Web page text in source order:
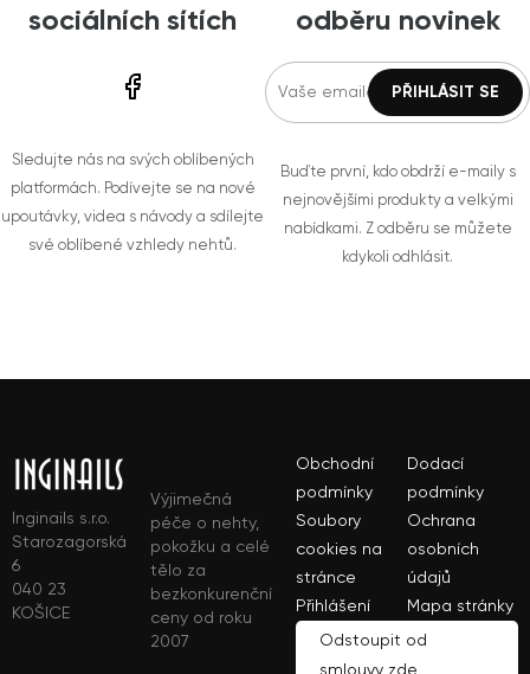
sociálních sítích
Sledujte nás na svých oblíbených
platformách. Podívejte se na nové
upoutávky, videa s návody a sdílejte
své oblíbené vzhledy nehtů.
odběru novinek
Buďte první, kdo obdrží e-maily s
nejnovějšími produkty a velkými
nabídkami. Z odběru se můžete
kdykoli odhlásit.
Inginails s.r.o.
Starozagorská
6
040 23
KOŠICE
Výjimečná
péče o nehty,
pokožku a celé
tělo za
bezkonkurenční
ceny od roku
2007
Obchodní
podmínky
Dodací
podmínky
Soubory
cookies na
stránce
Ochrana
osobních
údajů
Přihlášení
Mapa stránky
Odstoupit od
smlouvy zde